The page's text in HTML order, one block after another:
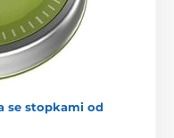
se stopkami od